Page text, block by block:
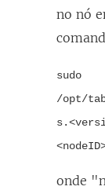
no nó
sudo
/opt/
onde